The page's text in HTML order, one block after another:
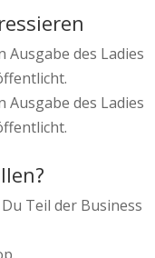
des Ladies
des Ladies
Teil der Business